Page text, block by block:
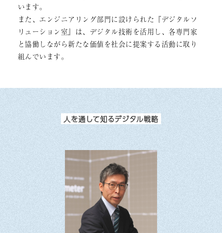
います。
また、エンジニアリング部門に設けられた『デジタルソ
リューション室』は、デジタル技術を活用し、各専門家
と協働しながら新たな価値を社会に提案する活動に取り
組んでいます。
人を通して知るデジタル戦略